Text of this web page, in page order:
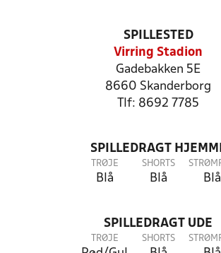
SPILLESTED
Virring Stadion
Gadebakken 5E
8660 Skanderborg
Tlf: 8692 7785
SPILLEDRAGT
TRØJE
Blå
SHORTS
Blå Blå
SPILLEDRAGT UDE
TRØJE SHORTS